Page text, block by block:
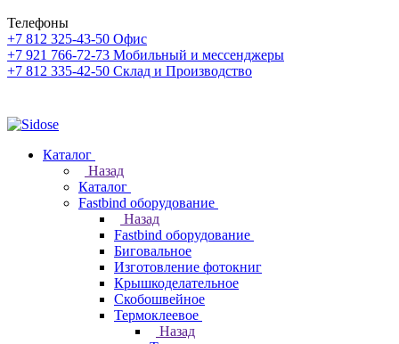
Телефоны
+7 812 325-43-50 Офис
+7 921 766-72-73 Мобильный и мессенджеры
+7 812 335-42-50 Склад и Производство
Каталог
Назад
Каталог
Fastbind оборудование
Назад
Fastbind оборудование
Биговальное
Изготовление фотокниг
Крышкоделательное
Скобошвейное
Термоклеевое
Назад